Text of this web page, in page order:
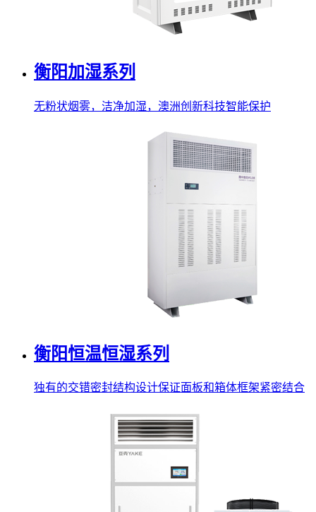
衡阳加湿系列
无粉状烟雾，洁净加湿，澳洲创新科技智能保护
衡阳恒温恒湿系列
独有的交错密封结构设计保证面板和箱体框架紧密结合